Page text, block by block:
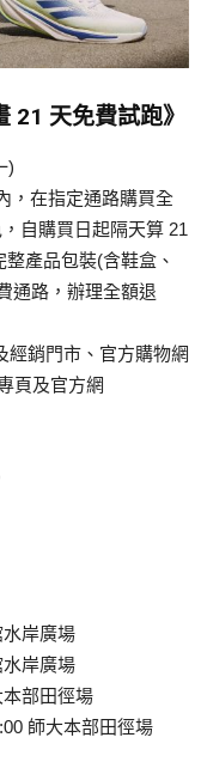
21 天免費試跑》
)
，在指定通路購買全
自購買日起隔天算 21
產品包裝(含鞋盒、
通路，辦理全額退
經銷門市、官方購物網
頁及官方網
水岸廣場
水岸廣場
本部田徑場
師大本部田徑場